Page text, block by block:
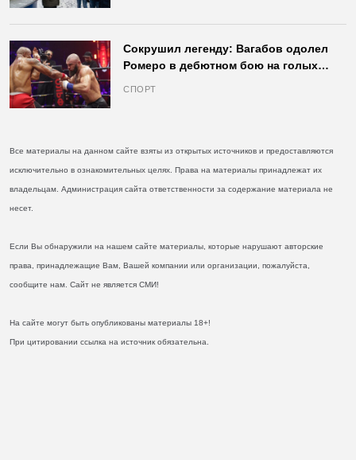
Сокрушил легенду: Вагабов одолел
Ромеро в дебютном бою на голых
СПОРТ
Все материалы на данном сайте взяты из открытых источников и предоставляются
исключительно в ознакомительных целях. Права на материалы принадлежат их
владельцам. Администрация сайта ответственности за содержание материала не
несет.
Если Вы обнаружили на нашем сайте материалы, которые нарушают авторские
права, принадлежащие Вам, Вашей компании или организации, пожалуйста,
сообщите нам. Сайт не является СМИ!
На сайте могут быть опубликованы материалы 18+!
При цитировании ссылка на источник обязательна.